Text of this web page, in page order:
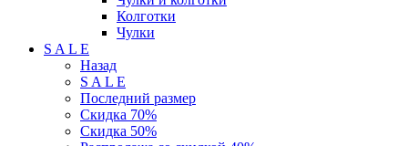
Колготки
Чулки
S A L E
Назад
S A L E
Последний размер
Скидка 70%
Скидка 50%